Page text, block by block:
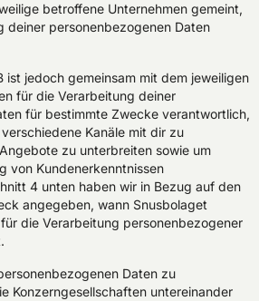
betroffene Unternehmen gemeint,
deiner personenbezogenen Daten
ist jedoch gemeinsam mit dem jeweiligen
für die Verarbeitung deiner
für bestimmte Zwecke verantwortlich,
Kanäle mit dir zu
zu unterbreiten sowie um
von Kundenerkenntnissen
4 unten haben wir in Bezug auf den
angegeben, wann Snusbolaget
die Verarbeitung personenbezogener
Daten zu
Konzerngesellschaften untereinander